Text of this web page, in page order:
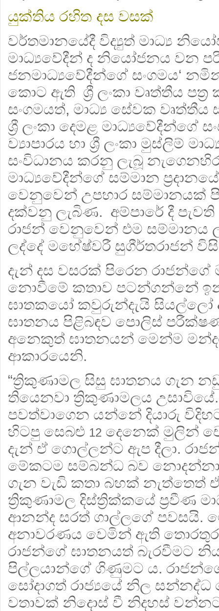
යුක්තිය රහිත දස වසක්
වර්තමානයේදී විද්‍යුත් මාධ්‍ය
මාධ්‍යවේදීන් ද නියෝජනය වන පරිදි
ජනමාධ්‍යවේදීන්ගේ සංගමය‘
කොට ඇති ශ්‍රී ලංකා වෘත්තීය පත්‍ර
සංගමයත්, මාධ්‍ය සේවක
ශ්‍රී ලංකා දෙමළ මාධ්‍යවේදීන්ගේ
ව්‍යාපාරය හා ශ්‍රී ලංකා මුස්ලිම්
සංවිධානය කරනු ලැබූ
මාධ්‍යවේදීන්ගේ සම්මාන
වෙනුවෙන් උපහාර සම්මානයක්
දක්වනු ලැබිණ. අම්පාරේ දී
රාජන් වෙනුවෙන් එම සම්මානය
ලද්දේ මහේෂ්වරී සුගීර්තරාජන්
දැන් දස වසරක් පිරෙන
නොවීමේ කතාව පටන්ගන්නේ
ඝාතකයෝ කවුරුන්දැයි සියල්ලෝ
ඝාතනය පිළිබඳව පොලිස්
අනෙකුත් ඝාතනයන් මෙන්ම
ආකාරයෙනි.
“ත්‍රිකුණාමල සිසු ඝාතනය ගැන
තියෙනවා ත්‍රිකුණාමලය
පවත්වාගෙන යන්නේ දියාරු
හිටපු සෙබළු 12 දෙනෙක් මුලින්
දැන් ඒ ගොල්ලන්ට ඇප දීලා.
මේකටම සම්බන්ධ බව
ගැන වැඩි කතා බහක් නැත්තෙත්
ත්‍රිකුණාමල දිස්ත්‍රික්කයේ ප්‍ර‍වීණ
ආනන්ද සරත් ගාල්ලගේ පවසයි.
අනාවරණය වෙමින් ඇති
රාජන්ගේ ඝාතනයත් බැරවීමට
පිල්ලයාන්ගේ ගිණුමට ය.
සෝදාගත් රාජ්‍යයේ නිල සන්නද්ධ
වතාවක් නිදොස් වී නිදහස්